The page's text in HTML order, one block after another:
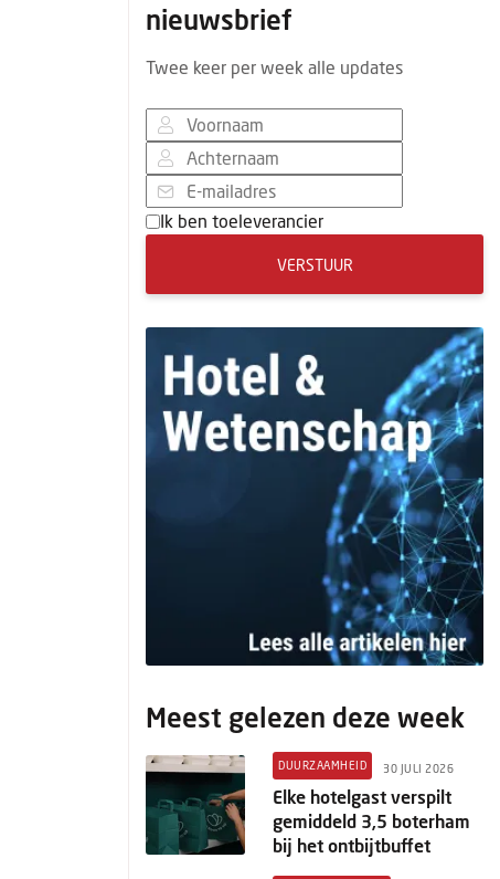
nieuwsbrief
Twee keer per week alle updates
Ik ben toeleverancier
VERSTUUR
Meest gelezen deze week
DUURZAAMHEID 30 JULI 2026
Elke hotelgast verspilt
gemiddeld 3,5 boterham
bij het ontbijtbuffet